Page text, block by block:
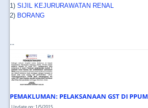
1) SIJIL KEJURURAWATAN RENAL
2) BORANG
...
PEMAKLUMAN: PELAKSANAAN GST DI PPUM